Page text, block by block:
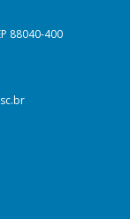
88040-400